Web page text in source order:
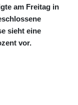
am Freitag in
sieht eine
vor.